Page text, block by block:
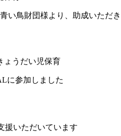
い鳥財団様より、助成いただ
ょうだい児保育
に参加しました
援いただいています